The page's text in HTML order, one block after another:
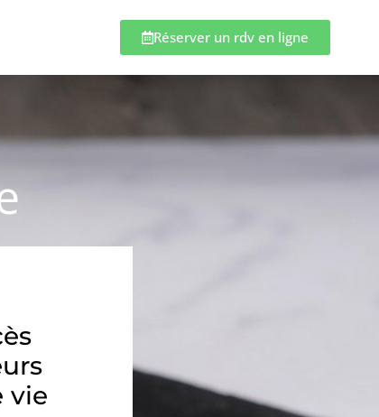
Réserver un rdv en ligne
vie